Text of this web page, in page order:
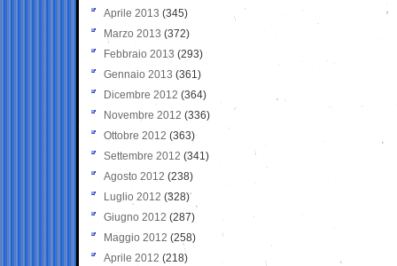
Aprile 2013 (345)
Marzo 2013 (372)
Febbraio 2013 (293)
Gennaio 2013 (361)
Dicembre 2012 (364)
Novembre 2012 (336)
Ottobre 2012 (363)
Settembre 2012 (341)
Agosto 2012 (238)
Luglio 2012 (328)
Giugno 2012 (287)
Maggio 2012 (258)
Aprile 2012 (218)